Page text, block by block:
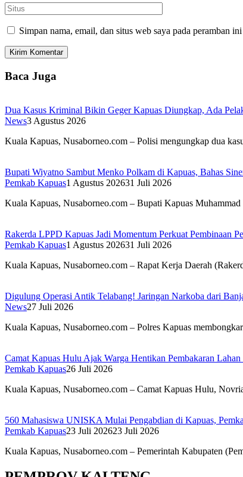
Simpan nama, email, dan situs web saya pada peramban
Baca Juga
Dua Kasus Kriminal Bikin Geger Kapuas Diungkap, Ada
News3 Agustus 2026
Kuala Kapuas, Nusaborneo.com – Polisi mengungkap dua
Bupati Wiyatno Sambut Menko Polkam di Kapuas, Bahas
Pemkab Kapuas1 Agustus 202631 Juli 2026
Kuala Kapuas, Nusaborneo.com – Bupati Kapuas
Rakerda LPPD Kapuas Jadi Momentum Perkuat Pembinaan
Pemkab Kapuas1 Agustus 202631 Juli 2026
Kuala Kapuas, Nusaborneo.com – Rapat Kerja Daerah
Digulung Operasi Antik Telabang! Jaringan Narkoba dari
News27 Juli 2026
Kuala Kapuas, Nusaborneo.com – Polres Kapuas
Camat Kapuas Hulu Ajak Warga Hentikan Pembakaran
Pemkab Kapuas26 Juli 2026
Kuala Kapuas, Nusaborneo.com – Camat Kapuas Hulu,
560 Mahasiswa UNISKA Mulai Pengabdian di Kapuas,
Pemkab Kapuas23 Juli 202623 Juli 2026
Kuala Kapuas, Nusaborneo.com – Pemerintah Kabupaten